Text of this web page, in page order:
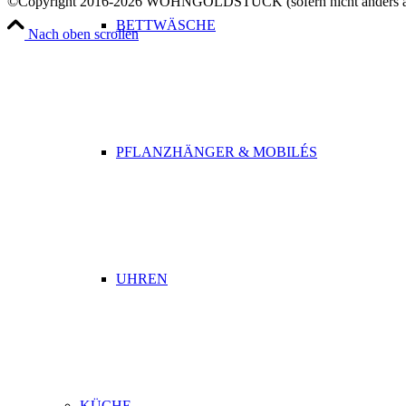
BETTWÄSCHE
PFLANZHÄNGER & MOBILÉS
UHREN
Nach oben scrollen